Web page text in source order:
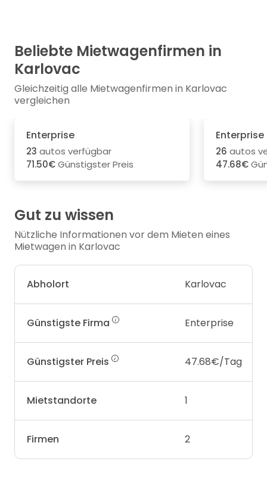
Beliebte Mietwagenfirmen in
Karlovac
Gleichzeitig alle Mietwagenfirmen in Karlovac
vergleichen
Enterprise
23 autos verfügbar
71.50€Günstigster Preis
Enterprise
26 autos
47.68€
Gut zu wissen
Nützliche Informationen vor dem Mieten eines
Mietwagen in Karlovac
Abholort Karlovac
Günstigste Firma Enterprise
Günstigster Preis 47.68€/Tag
Mietstandorte 1
Firmen 2